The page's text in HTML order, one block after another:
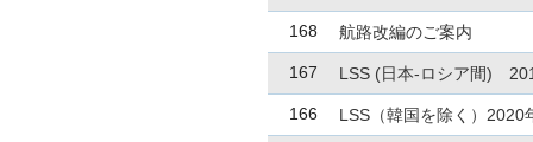
168 航路改編のご案内
167 LSS (日本-ロシア間)
166 LSS（韓国を除く）2020